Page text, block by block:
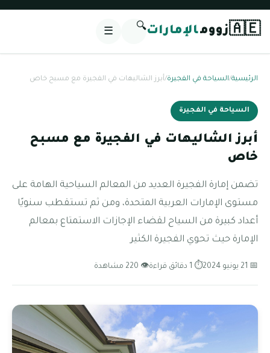
🇦🇪زوومالإمارات🔍
☰
الرئيسية/السياحة في الفجيرة/أبرز الشاليهات في الفجيرة مع مسبح خاص
السياحة في الفجيرة
أبرز الشاليهات في الفجيرة مع مسبح
خاص
تضمن إمارة الفجيرة العديد من المعالم السياحية الهامة على
مستوى الإمارات العربية المتحدة، ومن ثم تستقطب سنويًا
أعداد كبيرة من السياح لقضاء الإجازات الاستمتاع بمعالم
الإمارة حيث تحوي الفجيرة الكثير
📅 21 يونيو 2024 ⏱ 1 دقائق قراءة 👁 220 مشاهدة